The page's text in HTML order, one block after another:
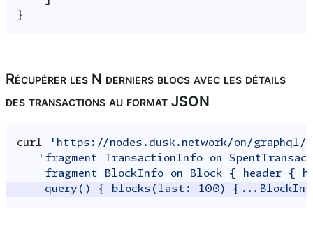
}
Récupérer les N derniers blocs avec les détails
des transactions au format JSON
curl
'https://nodes.dusk.network/on/graphql/
'fragment TransactionInfo on
fragment BlockInfo on Block { header {
query() { blocks(last: 100)